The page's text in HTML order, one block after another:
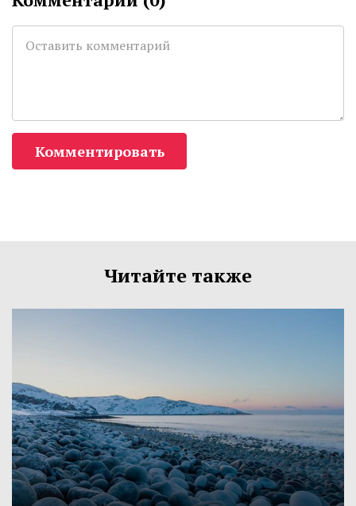
Комментировать
Читайте также